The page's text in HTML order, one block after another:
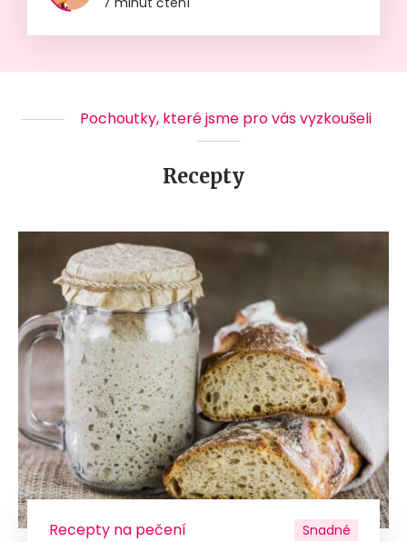
Pochoutky, které jsme pro vás vyzkoušeli
Recepty
Recepty na pečení Snadné